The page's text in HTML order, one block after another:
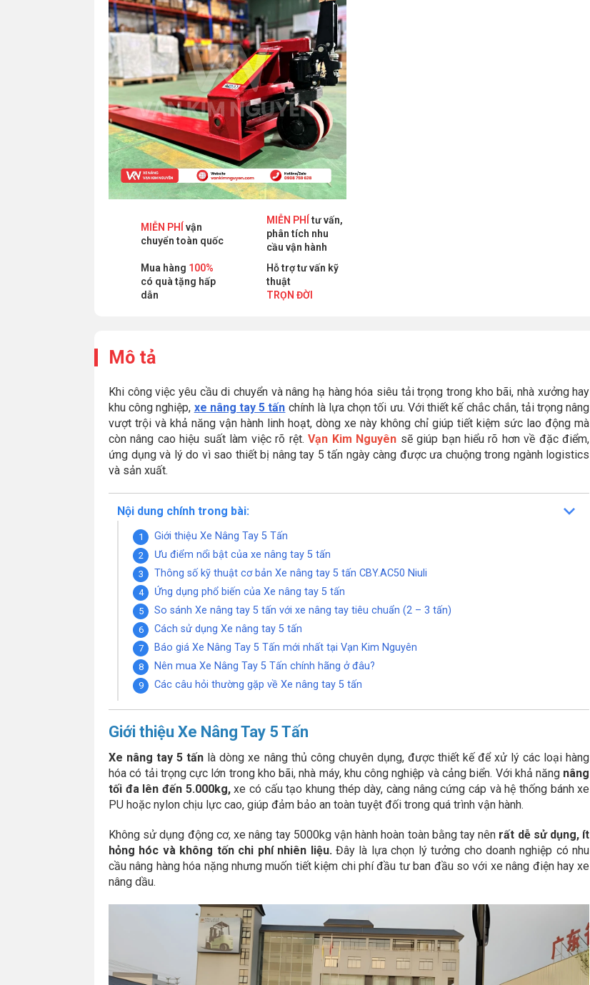
MIỄN PHÍ vận
chuyển toàn quốc
MIỄN PHÍ tư vấn,
phân tích nhu
cầu vận hành
Mua hàng 100%
có quà tặng hấp
dẫn
Hỗ trợ tư vấn kỹ
thuật
TRỌN ĐỜI
Mô tả
Khi công việc yêu cầu di chuyển và nâng hạ hàng hóa siêu tải trọng trong kho bãi, nhà xưởng hay
khu công nghiệp, xe nâng tay 5 tấn chính là lựa chọn tối ưu. Với thiết kế chắc chắn, tải trọng nâng
vượt trội và khả năng vận hành linh hoạt, dòng xe này không chỉ giúp tiết kiệm sức lao động mà
còn nâng cao hiệu suất làm việc rõ rệt.Vạn Kim Nguyên sẽ giúp bạn hiểu rõ hơn về đặc điểm,
ứng dụng và lý do vì sao thiết bị nâng tay 5 tấn ngày càng được ưa chuộng trong ngành logistics
và sản xuất.
Nội dung chính trong bài:
Giới thiệu Xe Nâng Tay 5 Tấn
Ưu điểm nổi bật của xe nâng tay 5 tấn
Thông số kỹ thuật cơ bản Xe nâng tay 5 tấn CBY.AC50 Niuli
Ứng dụng phổ biến của Xe nâng tay 5 tấn
So sánh Xe nâng tay 5 tấn với xe nâng tay tiêu chuẩn (2 – 3 tấn)
Cách sử dụng Xe nâng tay 5 tấn
Báo giá Xe Nâng Tay 5 Tấn mới nhất tại Vạn Kim Nguyên
Nên mua Xe Nâng Tay 5 Tấn chính hãng ở đâu?
Các câu hỏi thường gặp về Xe nâng tay 5 tấn
Giới thiệu Xe Nâng Tay 5 Tấn
Xe nâng tay 5 tấn là dòng xe nâng thủ công chuyên dụng, được thiết kế để xử lý các loại hàng
hóa có tải trọng cực lớn trong kho bãi, nhà máy, khu công nghiệp và cảng biển. Với khả năng nâng
tối đa lên đến 5.000kg,xe có cấu tạo khung thép dày, càng nâng cứng cáp và hệ thống bánh xe
PU hoặc nylon chịu lực cao, giúp đảm bảo an toàn tuyệt đối trong quá trình vận hành.
Không sử dụng động cơ, xe nâng tay 5000kg vận hành hoàn toàn bằng tay nên rất dễ sử dụng, ít
hỏng hóc và không tốn chi phí nhiên liệu.Đây là lựa chọn lý tưởng cho doanh nghiệp có nhu
cầu nâng hàng hóa nặng nhưng muốn tiết kiệm chi phí đầu tư ban đầu so với xe nâng điện hay xe
nâng dầu.